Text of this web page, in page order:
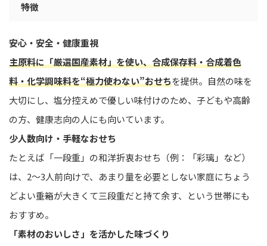
特徴
安心・安全・健康重視
主原料に「厳選国産素材」を使い、合成保存料・合成着色
料・化学調味料を“極力使わない”おせちを提供。自然の味を
大切にし、塩分控えめで優しい味付けのため、子どもや高齢
の方、健康志向の人にも向いています。
少人数向け・手軽なおせち
たとえば「一段重」の和洋折衷おせち（例：「彩璃」など）
は、2〜3人前向けで、あまり量を必要としない家庭にちょう
どよい――重箱が大きくて三段重だと持て余す、という世帯にも
おすすめ。
「素材のおいしさ」を活かした味づくり